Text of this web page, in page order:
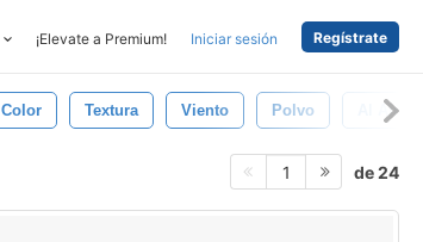
¡Elevate a Premium! Iniciar sesión Regístrate
Color Textura Viento Polvo Al Aire
1 de 24